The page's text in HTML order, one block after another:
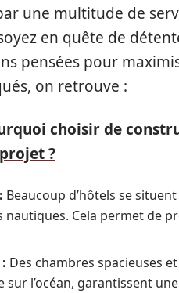
une multitude de
en quête de
pensées pour
on retrouve :
choisir de
?
Beaucoup d’hôtels se
nautiques. Cela permet de
Des chambres spacieuses
sur l’océan, garantissent